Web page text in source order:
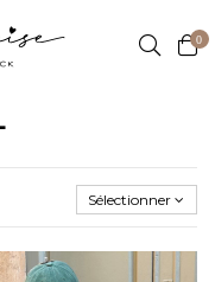
0
Sélectionner